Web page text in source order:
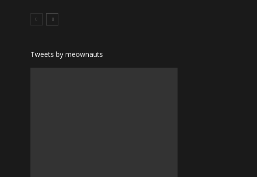
Tweets by meownauts